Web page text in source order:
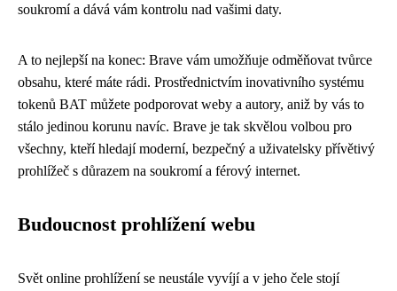
soukromí a dává vám kontrolu nad vašimi daty.
A to nejlepší na konec: Brave vám umožňuje odměňovat tvůrce
obsahu, které máte rádi. Prostřednictvím inovativního systému
tokenů BAT můžete podporovat weby a autory, aniž by vás to
stálo jedinou korunu navíc. Brave je tak skvělou volbou pro
všechny, kteří hledají moderní, bezpečný a uživatelsky přívětivý
prohlížeč s důrazem na soukromí a férový internet.
Budoucnost prohlížení webu
Svět online prohlížení se neustále vyvíjí a v jeho čele stojí